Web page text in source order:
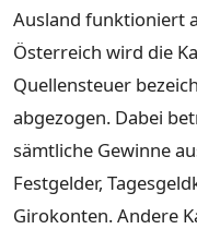
Ausland funktioniert
Österreich wird die
Quellensteuer
abgezogen. Dabei
sämtliche Gewinne
Festgelder,
Girokonten. Andere